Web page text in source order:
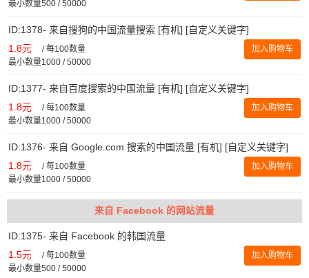
最小数量500 / 50000
ID:1378- 来自搜狗的中国流量搜索 [有机] [自定义关键字]
1.8元 /每100数量
最小数量1000 / 50000
加入购物车
ID:1377- 来自百度搜索的中国流量 [有机] [自定义关键字]
1.8元 /每100数量
最小数量1000 / 50000
加入购物车
ID:1376- 来自 Google.com 搜索的中国流量 [有机] [自定义关键字]
1.8元 /每100数量
最小数量1000 / 50000
加入购物车
来自 Facebook 的网站流量
ID:1375- 来自 Facebook 的韩国流量
1.5元 /每100数量
最小数量500 / 50000
加入购物车